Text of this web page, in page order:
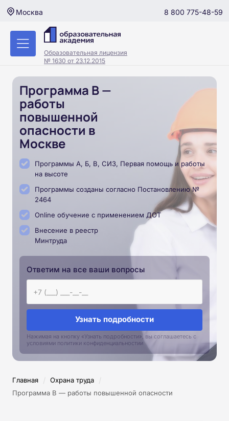
Москва 8 800 775-48-59
Образовательная лицензия
№ 1630 от 23.12.2015
Программа В —
работы
повышенной
опасности в
Москве
Программы А, Б, В, СИЗ, Первая помощь и работы
на высоте
Программы созданы согласно Постановлению №
2464
Online обучение с применением ДОТ
Внесение в реестр
Минтруда
Ответим на все ваши вопросы
Узнать подробности
Нажимая на кнопку «Узнать подробности», вы соглашаетесь с
условиями политики конфиденциальностии
Главная / Охрана труда /
Программа В — работы повышенной опасности